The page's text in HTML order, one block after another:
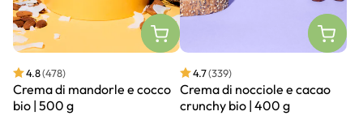
4.8(478)
Crema di mandorle e cocco
bio | 500 g
4.7(339)
Crema di nocciole e cacao
crunchy bio | 400 g